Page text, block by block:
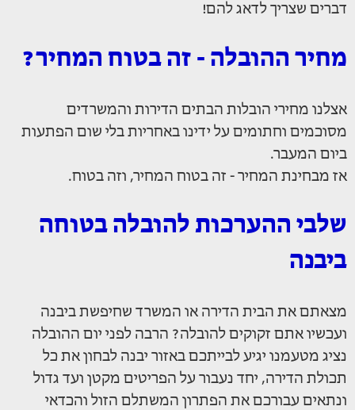
דברים שצריך לדאג להם!
מחיר ההובלה - זה בטוח המחיר?
אצלנו מחירי הובלות הבתים הדירות והמשרדים
מסוכמים וחתומים על ידינו באחריות בלי שום הפתעות
ביום המעבר.
אז מבחינת המחיר - זה בטוח המחיר, וזה בטוח.
שלבי ההערכות להובלה בטוחה
ביבנה
מצאתם את הבית הדירה או המשרד שחיפשת ביבנה
ועכשיו אתם זקוקים להובלה? הרבה לפני יום ההובלה
נציג מטעמנו יגיע לבייתכם באזור יבנה לבחון את כל
תכולת הדירה, יחד נעבור על הפריטים מקטן ועד גדול
ונתאים עבורכם את הפתרון המשתלם הזול והכדאי